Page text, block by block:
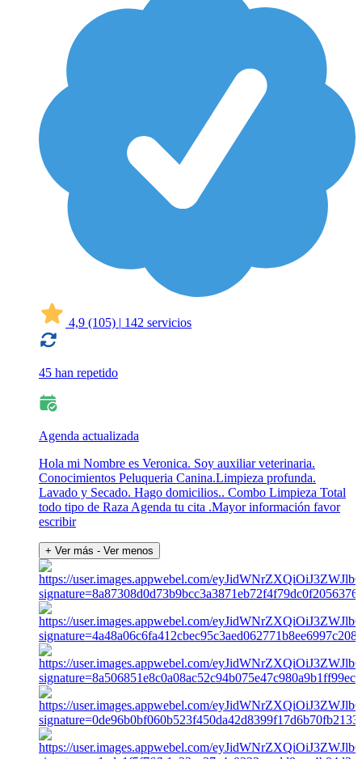
4,9 (105) | 142 servicios
45 han repetido
Agenda actualizada
Hola mi Nombre es Veronica. Soy auxiliar veterinaria.
Conocimientos Peluqueria Canina.Limpieza profunda.
Lavado y Secado. Hago domicilios.. Combo Limpieza Total
todo tipo de Raza Agenda tu cita .Mayor información favor
escribir
+ Ver más - Ver menos